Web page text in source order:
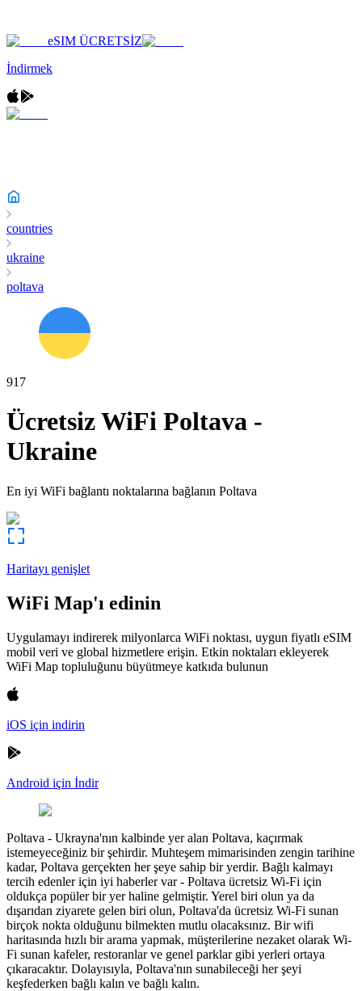
eSIM ÜCRETSİZ
İndirmek
countries
ukraine
poltava
917
Ücretsiz WiFi Poltava -
Ukraine
En iyi WiFi bağlantı noktalarına bağlanın Poltava
Haritayı genişlet
WiFi Map'ı edinin
Uygulamayı indirerek milyonlarca WiFi noktası, uygun fiyatlı eSIM
mobil veri ve global hizmetlere erişin. Etkin noktaları ekleyerek
WiFi Map topluluğunu büyütmeye katkıda bulunun
iOS için indirin
Android için İndir
Poltava - Ukrayna'nın kalbinde yer alan Poltava, kaçırmak
istemeyeceğiniz bir şehirdir. Muhteşem mimarisinden zengin tarihine
kadar, Poltava gerçekten her şeye sahip bir yerdir. Bağlı kalmayı
tercih edenler için iyi haberler var - Poltava ücretsiz Wi-Fi için
oldukça popüler bir yer haline gelmiştir. Yerel biri olun ya da
dışarıdan ziyarete gelen biri olun, Poltava'da ücretsiz Wi-Fi sunan
birçok nokta olduğunu bilmekten mutlu olacaksınız. Bir wifi
haritasında hızlı bir arama yapmak, müşterilerine nezaket olarak Wi-
Fi sunan kafeler, restoranlar ve genel parklar gibi yerleri ortaya
çıkaracaktır. Dolayısıyla, Poltava'nın sunabileceği her şeyi
keşfederken bağlı kalın ve bağlı kalın.